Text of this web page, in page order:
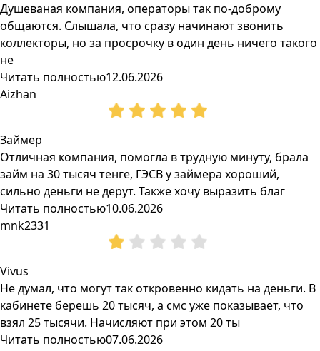
Душеваная компания, операторы так по-доброму
общаются. Слышала, что сразу начинают звонить
коллекторы, но за просрочку в один день ничего такого
не
Читать полностью12.06.2026
Aizhan
Займер
Отличная компания, помогла в трудную минуту, брала
займ на 30 тысяч тенге, ГЭСВ у займера хороший,
сильно деньги не дерут. Также хочу выразить благ
Читать полностью10.06.2026
mnk2331
Vivus
Не думал, что могут так откровенно кидать на деньги. В
кабинете берешь 20 тысяч, а смс уже показывает, что
взял 25 тысячи. Начисляют при этом 20 ты
Читать полностью07.06.2026